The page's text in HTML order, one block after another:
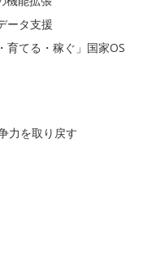
ータ支援
育てる・稼ぐ」国家OS
力を取り戻す